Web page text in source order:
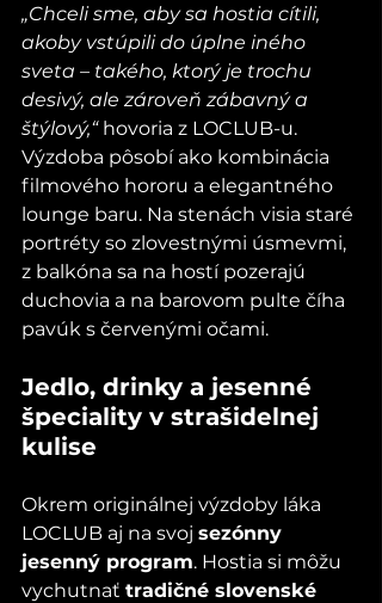
„Chceli sme, aby sa hostia cítili,
akoby vstúpili do úplne iného
sveta – takého, ktorý je trochu
desivý, ale zároveň zábavný a
štýlový,“ hovoria z LOCLUB-u.
Výzdoba pôsobí ako kombinácia
filmového hororu a elegantného
lounge baru. Na stenách visia staré
portréty so zlovestnými úsmevmi,
z balkóna sa na hostí pozerajú
duchovia a na barovom pulte číha
pavúk s červenými očami.
Jedlo, drinky a jesenné
špeciality v strašidelnej
kulise
Okrem originálnej výzdoby láka
LOCLUB aj na svoj sezónny
jesenný program. Hostia si môžu
vychutnať tradičné slovenské